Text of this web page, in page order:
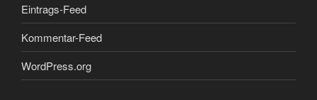
Eintrags-Feed
Kommentar-Feed
WordPress.org